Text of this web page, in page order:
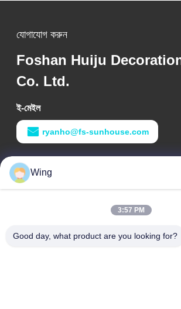
যোগাযোগ করুন
Foshan Huiju
Co. Ltd.
ই-মেইল
ryanho@fs-sunhouse.com
কাজের সময়
9:00-18:00
Weiye আন্তর্জাতিক বিল্ডিং, Yixian রোড, ডালি টাউন,
Wing
3:57 PM
Good day, what product are you looking for?